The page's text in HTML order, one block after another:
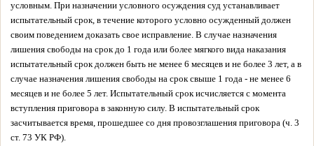
условным. При назначении условного осуждения суд устанавливает
испытательный срок, в течение которого условно осужденный должен
своим поведением доказать свое исправление. В случае назначения
лишения свободы на срок до 1 года или более мягкого вида наказания
испытательный срок должен быть не менее 6 месяцев и не более 3 лет, а в
случае назначения лишения свободы на срок свыше 1 года - не менее 6
месяцев и не более 5 лет. Испытательный срок исчисляется с момента
вступления приговора в законную силу. В испытательный срок
засчитывается время, прошедшее со дня провозглашения приговора (ч. 3
ст. 73 УК РФ).